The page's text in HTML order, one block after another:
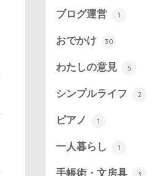
ブログ運営 1
おでかけ 30
わたしの意見 5
シンプルライフ 2
ピアノ 1
一人暮らし 1
手帳術・文房具 3